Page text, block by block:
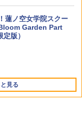
ト・ブラック 【メ
蓮ノ空女学院スクー
Garden Part
版）
見る